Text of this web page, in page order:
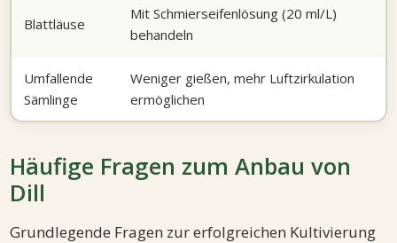
Blattläuse
Mit Schmierseifenlösung (20 ml/L)
behandeln
Umfallende
Sämlinge
Weniger gießen, mehr Luftzirkulation
ermöglichen
Häufige Fragen zum Anbau von
Dill
Grundlegende Fragen zur erfolgreichen Kultivierung